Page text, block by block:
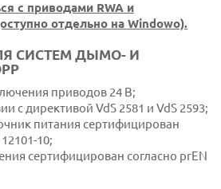
с приводами RWA и
отдельно на Windowo).
СИСТЕМ ДЫМО- И
приводов 24 В;
с директивой VdS 2581 и VdS 2593;
питания сертифицирован
10;
сертифицирован согласно prEN